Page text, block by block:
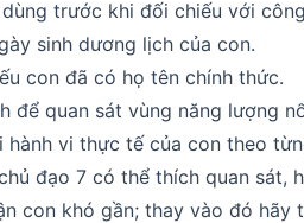
trước khi đối chiếu với
sinh dương lịch của con.
con đã có họ tên chính thức.
để quan sát vùng năng lượng
vi thực tế của con theo
đạo 7 có thể thích quan sát,
con khó gần; thay vào đó